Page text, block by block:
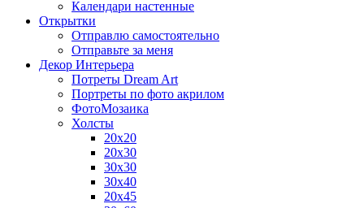
Календари настенные
Открытки
Отправлю самостоятельно
Отправьте за меня
Декор Интерьера
Потреты Dream Art
Портреты по фото акрилом
ФотоМозаика
Холсты
20х20
20х30
30х30
30х40
20х45